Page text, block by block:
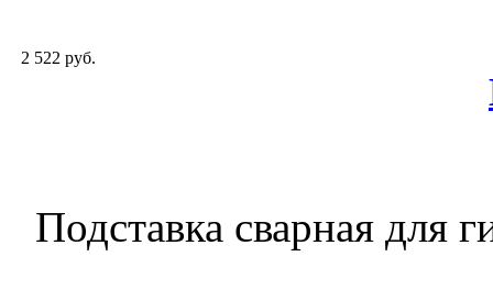
2 522 руб.
Подставка сварная для